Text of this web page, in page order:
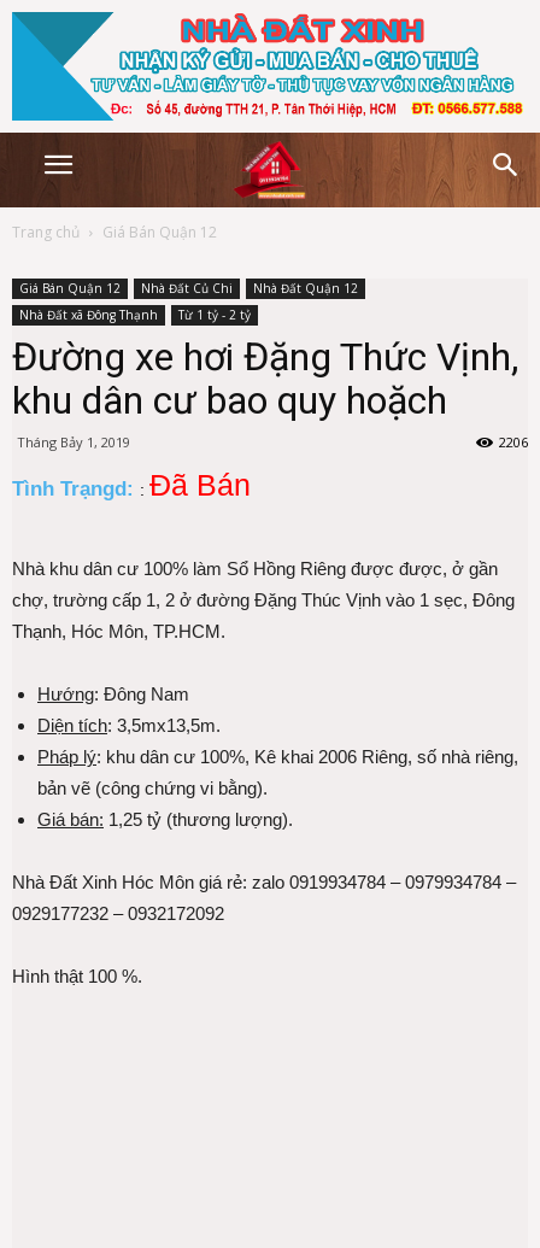
Trang chủ Giá Bán Quận 12
Giá Bán Quận 12 Nhà Đất Củ Chi
Nhà Đất Quận 12
Nhà Đất xã Đông Thạnh
Từ 1 tỷ - 2 tỷ
Đường xe hơi Đặng Thức Vịnh,
khu dân cư bao quy hoặch
Tháng Bảy 1, 2019 2206
Tình Trạngd: : Đã Bán
Nhà khu dân cư 100% làm Sổ Hồng Riêng được được, ở gần
chợ, trường cấp 1, 2 ở đường Đặng Thúc Vịnh vào 1 sẹc, Đông
Thạnh, Hóc Môn, TP.HCM.
Hướng: Đông Nam
Diện tích: 3,5mx13,5m.
Pháp lý: khu dân cư 100%, Kê khai 2006 Riêng, số nhà riêng,
bản vẽ (công chứng vi bằng).
Giá bán: 1,25 tỷ (thương lượng).
Nhà Đất Xinh Hóc Môn giá rẻ: zalo 0919934784 – 0979934784 –
0929177232 – 0932172092
Hình thật 100 %.